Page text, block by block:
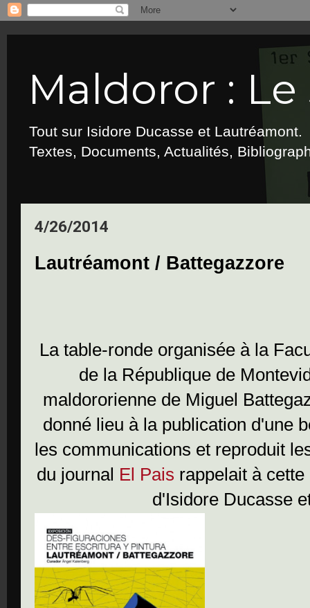
Maldoror : Le
Tout sur Isidore Ducasse et Lautréamont.
Textes, Documents, Actualités,
4/26/2014
Lautréamont / Battegazzore
La table-ronde organisée à la
de la République de
maldororienne de Miguel
donné lieu à la publication d'une
les communications et reproduit
du journal El Pais rappelait à
d'Isidore Ducasse